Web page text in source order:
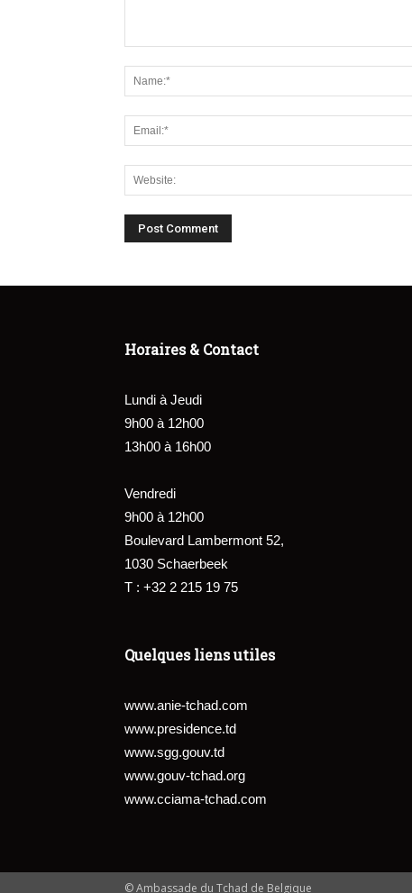
Horaires & Contact
Lundi à Jeudi
9h00 à 12h00
13h00 à 16h00
Vendredi
9h00 à 12h00
Boulevard Lambermont 52,
1030 Schaerbeek
T : +32 2 215 19 75
Quelques liens utiles
www.anie-tchad.com
www.presidence.td
www.sgg.gouv.td
www.gouv-tchad.org
www.cciama-tchad.com
© Ambassade du Tchad de Belgique